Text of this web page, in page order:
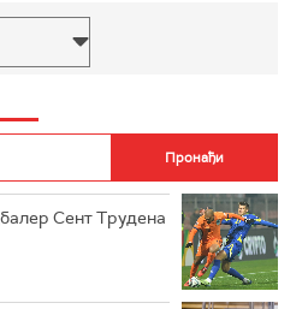
Сент Трудена